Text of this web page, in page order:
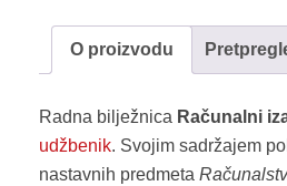
O proizvodu
Radna bilježnica Računalni
udžbenik. Svojim sadržajem
nastavnih predmeta